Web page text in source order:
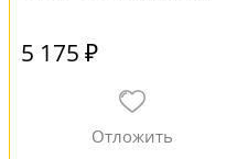
5 175 ₽